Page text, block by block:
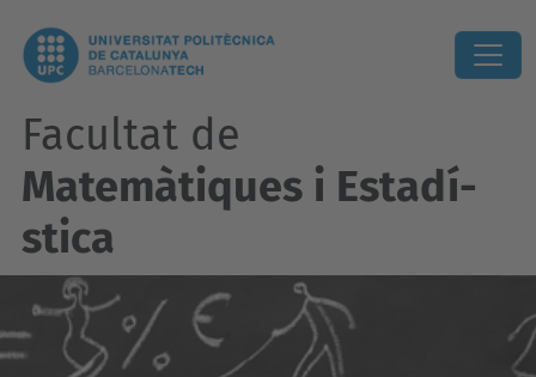
Facultat de
Matemàtiques i Estadí­
stica